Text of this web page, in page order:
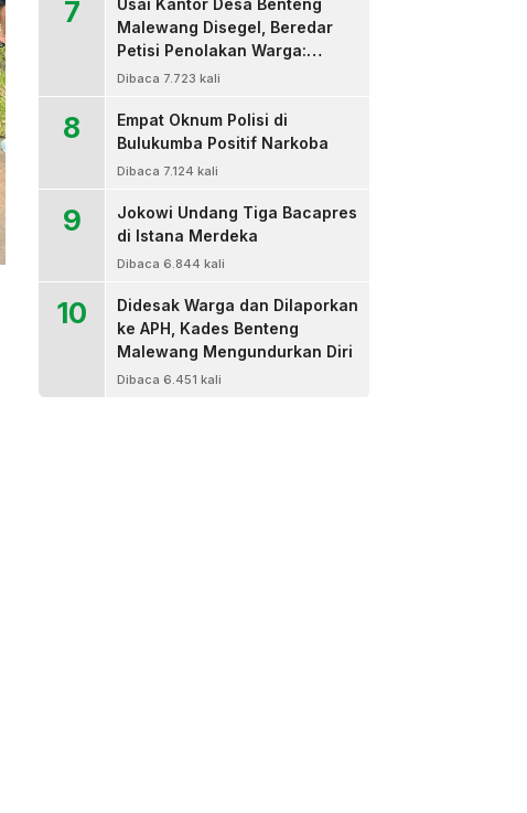
7
Usai Kantor Desa Benteng
Malewang Disegel, Beredar
Petisi Penolakan Warga:
Sekretaris Hingga BPD Turut
Dibaca 7.723 kali
8
Empat Oknum Polisi di
Bulukumba Positif Narkoba
Dibaca 7.124 kali
9
Jokowi Undang Tiga Bacapres
di Istana Merdeka
Dibaca 6.844 kali
10
Didesak Warga dan Dilaporkan
ke APH, Kades Benteng
Malewang Mengundurkan Diri
Dibaca 6.451 kali